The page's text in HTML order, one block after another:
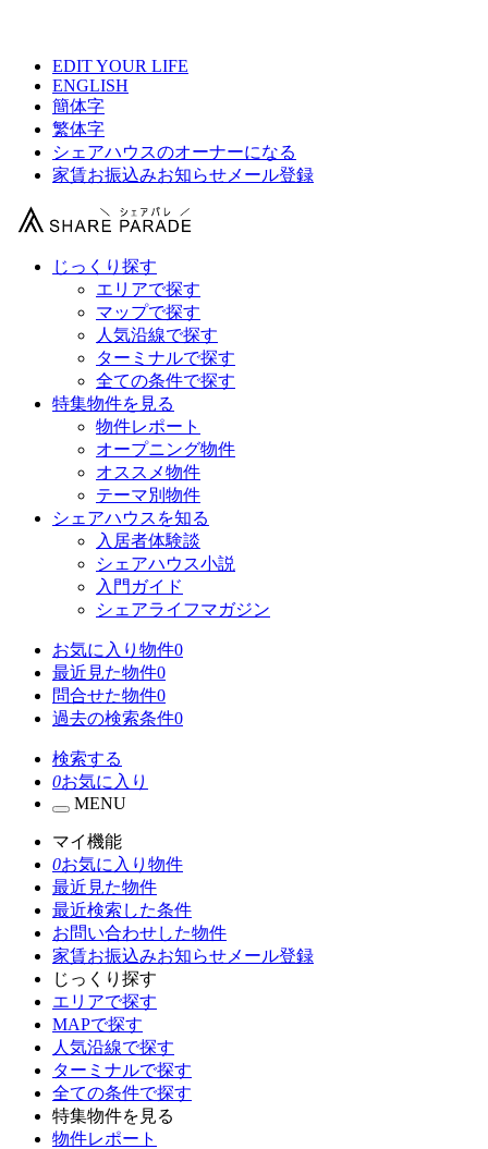
EDIT YOUR LIFE
ENGLISH
簡体字
繁体字
シェアハウスのオーナーになる
家賃お振込みお知らせメール登録
じっくり探す
エリアで探す
マップで探す
人気沿線で探す
ターミナルで探す
全ての条件で探す
特集物件を見る
物件レポート
オープニング物件
オススメ物件
テーマ別物件
シェアハウスを知る
入居者体験談
シェアハウス小説
入門ガイド
シェアライフマガジン
お気に入り物件0
最近見た物件0
問合せた物件0
過去の検索条件0
検索する
0お気に入り
MENU
マイ機能
0お気に入り物件
最近見た物件
最近検索した条件
お問い合わせした物件
家賃お振込みお知らせメール登録
じっくり探す
エリアで探す
MAPで探す
人気沿線で探す
ターミナルで探す
全ての条件で探す
特集物件を見る
物件レポート